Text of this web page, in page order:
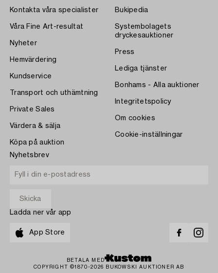
Kontakta våra specialister
Våra Fine Art-resultat
Nyheter
Hemvärdering
Kundservice
Transport och uthämtning
Private Sales
Värdera & sälja
Köpa på auktion
Bukipedia
Systembolagets
dryckesauktioner
Press
Lediga tjänster
Bonhams - Alla auktioner
Integritetspolicy
Om cookies
Cookie-inställningar
Nyhetsbrev
Ladda ner vår app
App Store
BETALA MED
COPYRIGHT ©1870-2026 BUKOWSKI AUKTIONER AB